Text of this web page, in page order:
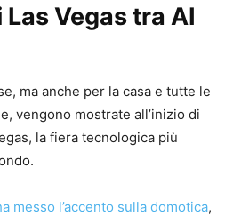
Vegas tra AI
ma anche per la casa e tutte le
vengono mostrate all’inizio di
la fiera tecnologica più
messo l’accento sulla domotica,